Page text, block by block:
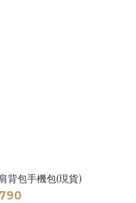
背包手機包(現貨)